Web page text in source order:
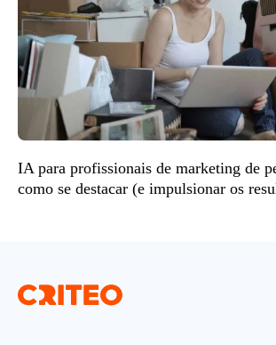
IA para profissionais de marketing de
como se destacar (e impulsionar os